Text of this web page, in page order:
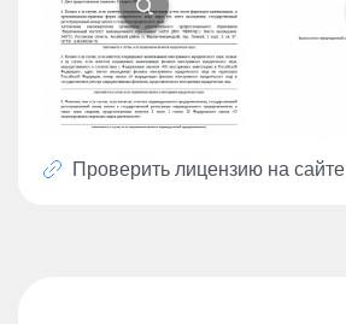
Проверить лицензию на сайте